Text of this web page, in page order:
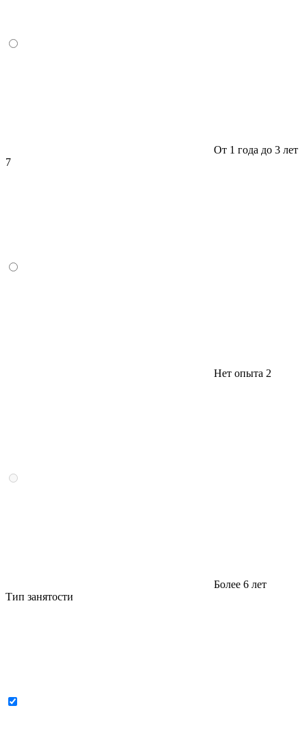
От 1 года до 3 лет
7
Нет опыта 2
Более 6 лет
Тип занятости